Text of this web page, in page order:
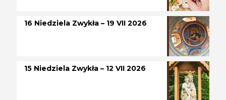
16 Niedziela Zwykła – 19 VII 2026
15 Niedziela Zwykła – 12 VII 2026